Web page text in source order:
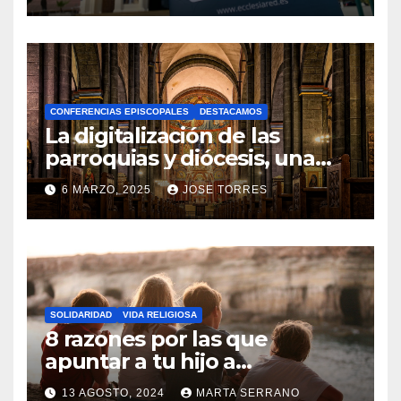
N
O
H
A
Y
C
O
M
N
T
A
R
I
O
CONFERENCIAS EPISCOPALES DESTACAMOS
La digitalización de las
parroquias y diócesis, una
realidad ya para el futuro de
la Iglesia
6 MARZO, 2025 JOSE TORRES
N
O
H
A
Y
SOLIDARIDAD VIDA RELIGIOSA
8 razones por las que
apuntar a tu hijo a
Catequesis
13 AGOSTO, 2024 MARTA SERRANO